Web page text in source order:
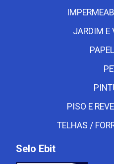
JARDIM E
PISO E
TELHAS /
Selo Ebit